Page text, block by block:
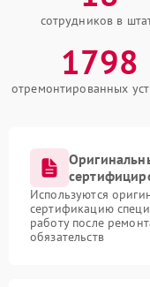
сотрудников в
1798
отремонтированных
Используются
сертификацию
работу после
обязательств